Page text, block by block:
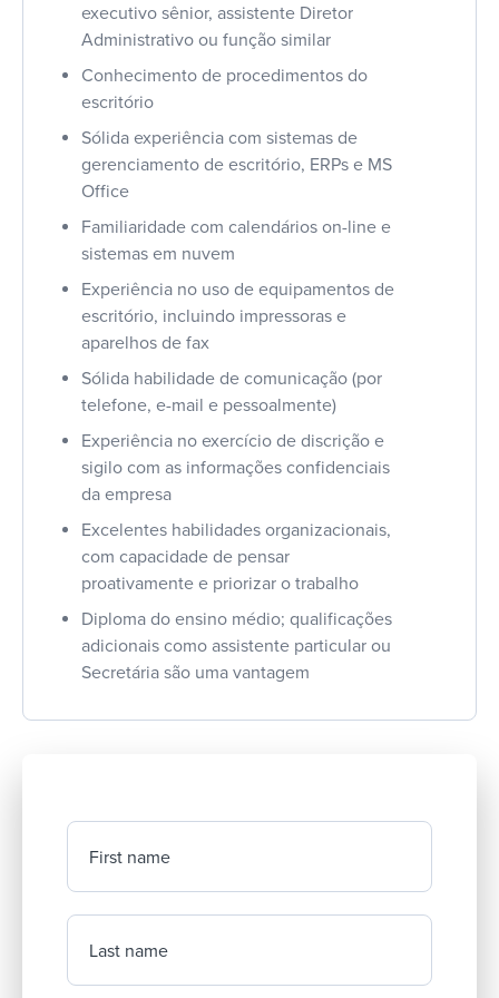
executivo sênior, assistente Diretor
Administrativo ou função similar
Conhecimento de procedimentos do
escritório
Sólida experiência com sistemas de
gerenciamento de escritório, ERPs e MS
Office
Familiaridade com calendários on-line e
sistemas em nuvem
Experiência no uso de equipamentos de
escritório, incluindo impressoras e
aparelhos de fax
Sólida habilidade de comunicação (por
telefone, e-mail e pessoalmente)
Experiência no exercício de discrição e
sigilo com as informações confidenciais
da empresa
Excelentes habilidades organizacionais,
com capacidade de pensar
proativamente e priorizar o trabalho
Diploma do ensino médio; qualificações
adicionais como assistente particular ou
Secretária são uma vantagem
First name
Last name